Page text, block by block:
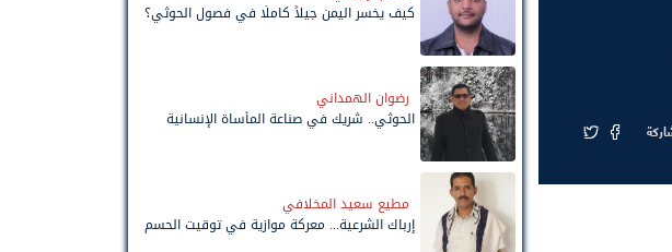
كيف يخسر اليمن جيلاً كاملًا في فصول الحوثي؟
رضوان الهمداني
الحوثي.. شريك في صناعة المأساة الإنسانية
مطيع سعيد المخلافي
إرباك الشرعية... معركة موازية في توقيت الحسم